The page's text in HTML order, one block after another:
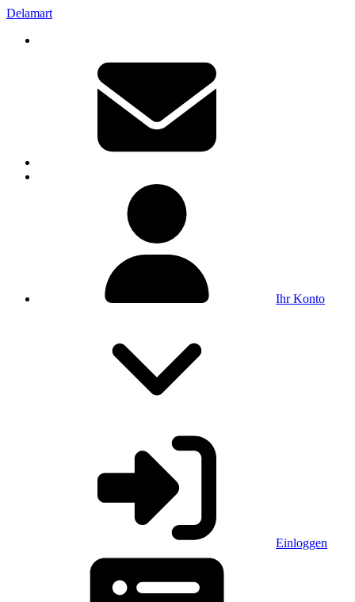
Delamart
Ihr Konto
Einloggen